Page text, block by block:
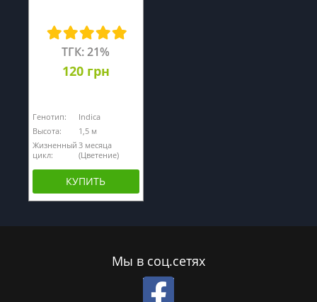
ТГК: 21%
120 грн
Генотип:
Indica
Высота:
1,5 м
Жизненный
цикл:
3 месяца
(Цветение)
КУПИТЬ
Мы в соц.сетях